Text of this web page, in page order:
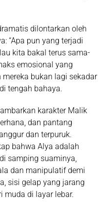
dilontarkan oleh
“Apa pun yang terjadi
kita bakal terus sama-
emosional yang
bukan lagi sekadar
tengah bahaya.
karakter Malik
dan pantang
dan terpuruk.
bahwa Alya adalah
samping suaminya,
dan manipulatif demi
sisi gelap yang jarang
muda di layar lebar.